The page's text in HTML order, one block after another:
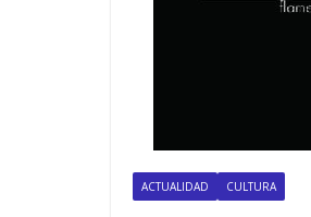
ACTUALIDAD CULTURA